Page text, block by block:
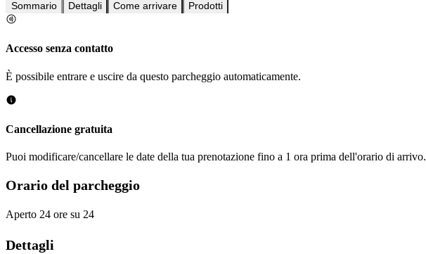
Sommario Dettagli Come arrivare Prodotti
Accesso senza contatto
È possibile entrare e uscire da questo parcheggio automaticamente.
Cancellazione gratuita
Puoi modificare/cancellare le date della tua prenotazione fino a 1 ora prima dell'orario di arrivo.
Orario del parcheggio
Aperto 24 ore su 24
Dettagli